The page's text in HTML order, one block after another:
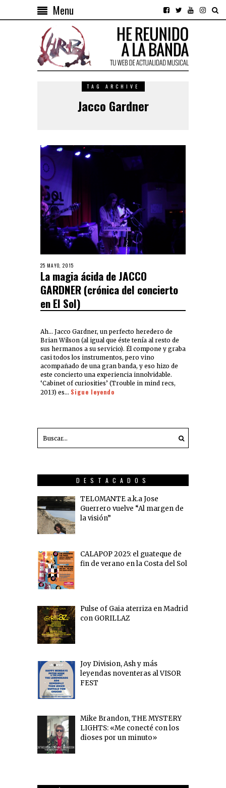
Menu
TAG ARCHIVE
Jacco Gardner
25 MAYO, 2015
La magia ácida de JACCO
GARDNER (crónica del concierto
en El Sol)
Ah… Jacco Gardner, un perfecto heredero de
Brian Wilson (al igual que éste tenía al resto de
sus hermanos a su servicio). Él compone y graba
casi todos los instrumentos, pero vino
acompañado de una gran banda, y eso hizo de
este concierto una experiencia innolvidable.
‘Cabinet of curiosities’ (Trouble in mind recs,
2013) es… Sigue leyendo
DESTACADOS
TELOMANTE a.k.a Jose
Guerrero vuelve “Al margen de
la visión”
CALAPOP 2025: el guateque de
fin de verano en la Costa del Sol
Pulse of Gaia aterriza en Madrid
con GORILLAZ
Joy Division, Ash y más
leyendas noventeras al VISOR
FEST
Mike Brandon, THE MYSTERY
LIGHTS: «Me conecté con los
dioses por un minuto»